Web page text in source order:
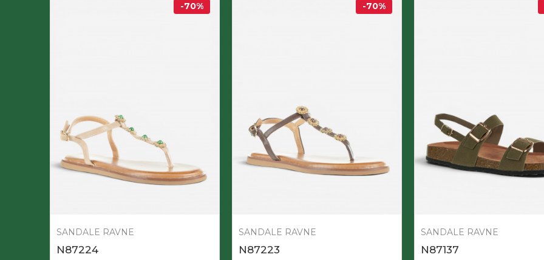
-70%
SANDALE RAVNE
N87224
-70%
SANDALE RAVNE
N87223
SANDALE RAVNE
N87137